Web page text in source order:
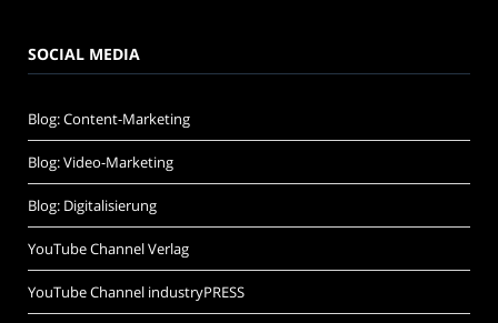
SOCIAL MEDIA
Blog: Content-Marketing
Blog: Video-Marketing
Blog: Digitalisierung
YouTube Channel Verlag
YouTube Channel industryPRESS